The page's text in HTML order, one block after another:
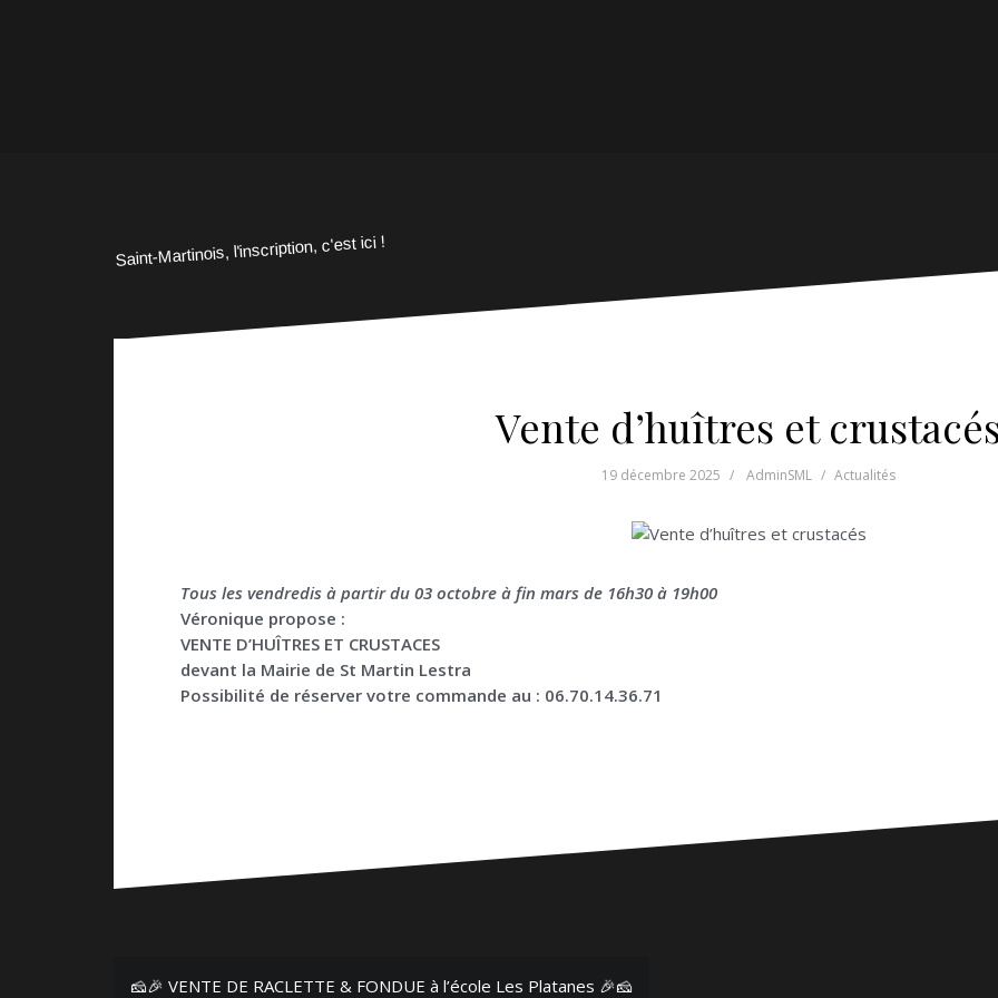
Saint-Martinois, l'inscription, c'est ici !
Vente d’huîtres et
19 décembre 2025 AdminSML Actualités
Tous les vendredis à partir du 03 octobre à fin mars de 16h30 à 19h00
Véronique propose :
VENTE D’HUÎTRES ET CRUSTACES
devant la Mairie de St Martin Lestra
Possibilité de réserver votre commande au : 06.70.14.36.71
Navigation
🧀🎉 VENTE DE RACLETTE & FONDUE à l’école Les Platanes 🎉🧀